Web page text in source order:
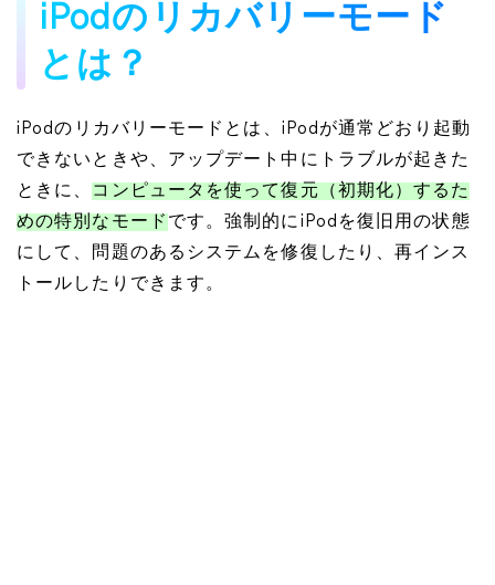
iPodのリカバリーモード
とは？
iPodのリカバリーモードとは、iPodが通常どおり起動
できないときや、アップデート中にトラブルが起きた
ときに、 コンピュータを使って復元（初期化）するた
めの特別なモード です。強制的にiPodを復旧用の状態
にして、問題のあるシステムを修復したり、再インス
トールしたりできます。